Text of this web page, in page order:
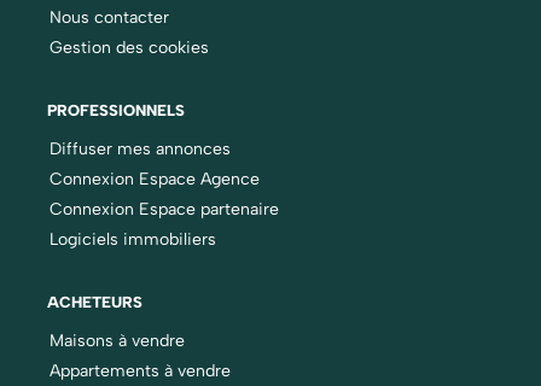
Nous contacter
Gestion des cookies
PROFESSIONNELS
Diffuser mes annonces
Connexion Espace Agence
Connexion Espace partenaire
Logiciels immobiliers
ACHETEURS
Maisons à vendre
Appartements à vendre